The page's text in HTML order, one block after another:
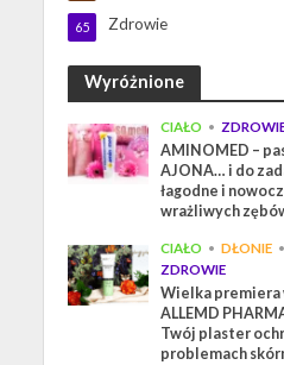
Zdrowie
65
Wyróżnione
CIAŁO •
AMINOMED –
AJONA… i do
łagodne i
wrażliwych
CIAŁO • DŁONIE •
ZDROWIE
Wielka premiera
ALLEMD
Twój plaster
problemach